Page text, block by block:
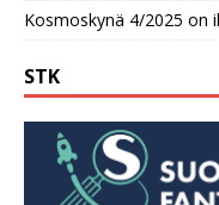
Kosmoskynä 4/2025 on
STK